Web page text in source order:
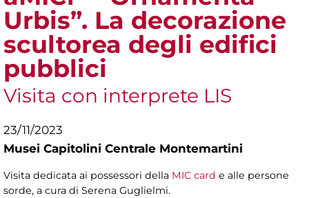
Urbis”. La decorazione
scultorea degli edifici
pubblici
Visita con interprete LIS
23/11/2023
Musei Capitolini Centrale Montemartini
Visita dedicata ai possessori della MIC card e alle persone
sorde, a cura di Serena Guglielmi.